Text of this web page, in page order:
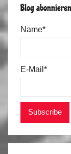
Blog abonnieren
Name*
E-Mail*